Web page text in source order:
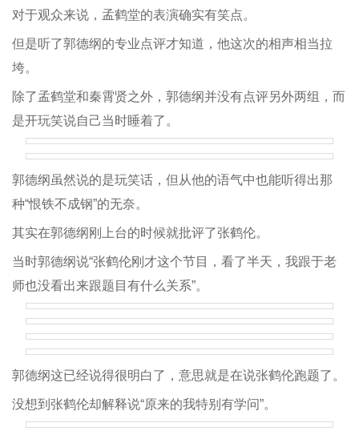
对于观众来说，孟鹤堂的表演确实有笑点。
但是听了郭德纲的专业点评才知道，他这次的相声相当拉
垮。
除了孟鹤堂和秦霄贤之外，郭德纲并没有点评另外两组，而
是开玩笑说自己当时睡着了。
郭德纲虽然说的是玩笑话，但从他的语气中也能听得出那
种“恨铁不成钢”的无奈。
其实在郭德纲刚上台的时候就批评了张鹤伦。
当时郭德纲说“张鹤伦刚才这个节目，看了半天，我跟于老
师也没看出来跟题目有什么关系”。
郭德纲这已经说得很明白了，意思就是在说张鹤伦跑题了。
没想到张鹤伦却解释说“原来的我特别有学问”。